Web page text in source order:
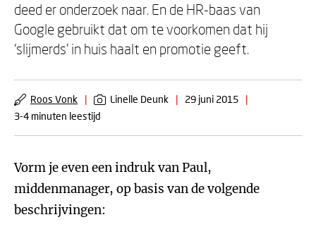
deed er onderzoek naar. En de HR-baas van
Google gebruikt dat om te voorkomen dat hij
‘slijmerds’ in huis haalt en promotie geeft.
Roos Vonk | Linelle Deunk | 29 juni 2015
|
3-4 minuten leestijd
Vorm je even een indruk van Paul,
middenmanager, op basis van de volgende
beschrijvingen: